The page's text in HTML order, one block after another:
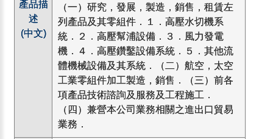
產品描
述
(中文)
（一）研究，發展，製造，銷售，租賃左
列產品及其零組件．１．高壓水切機系
統．２．高壓幫浦設備．３．風力發電
機．４．高壓鑽鑿設備系統．５．其他流
體機械設備及其系統．（二）航空，太空
工業零組件加工製造，銷售．（三）前各
項產品技術諮詢及服務及工程施工．
（四）兼營本公司業務相關之進出口貿易
業務．